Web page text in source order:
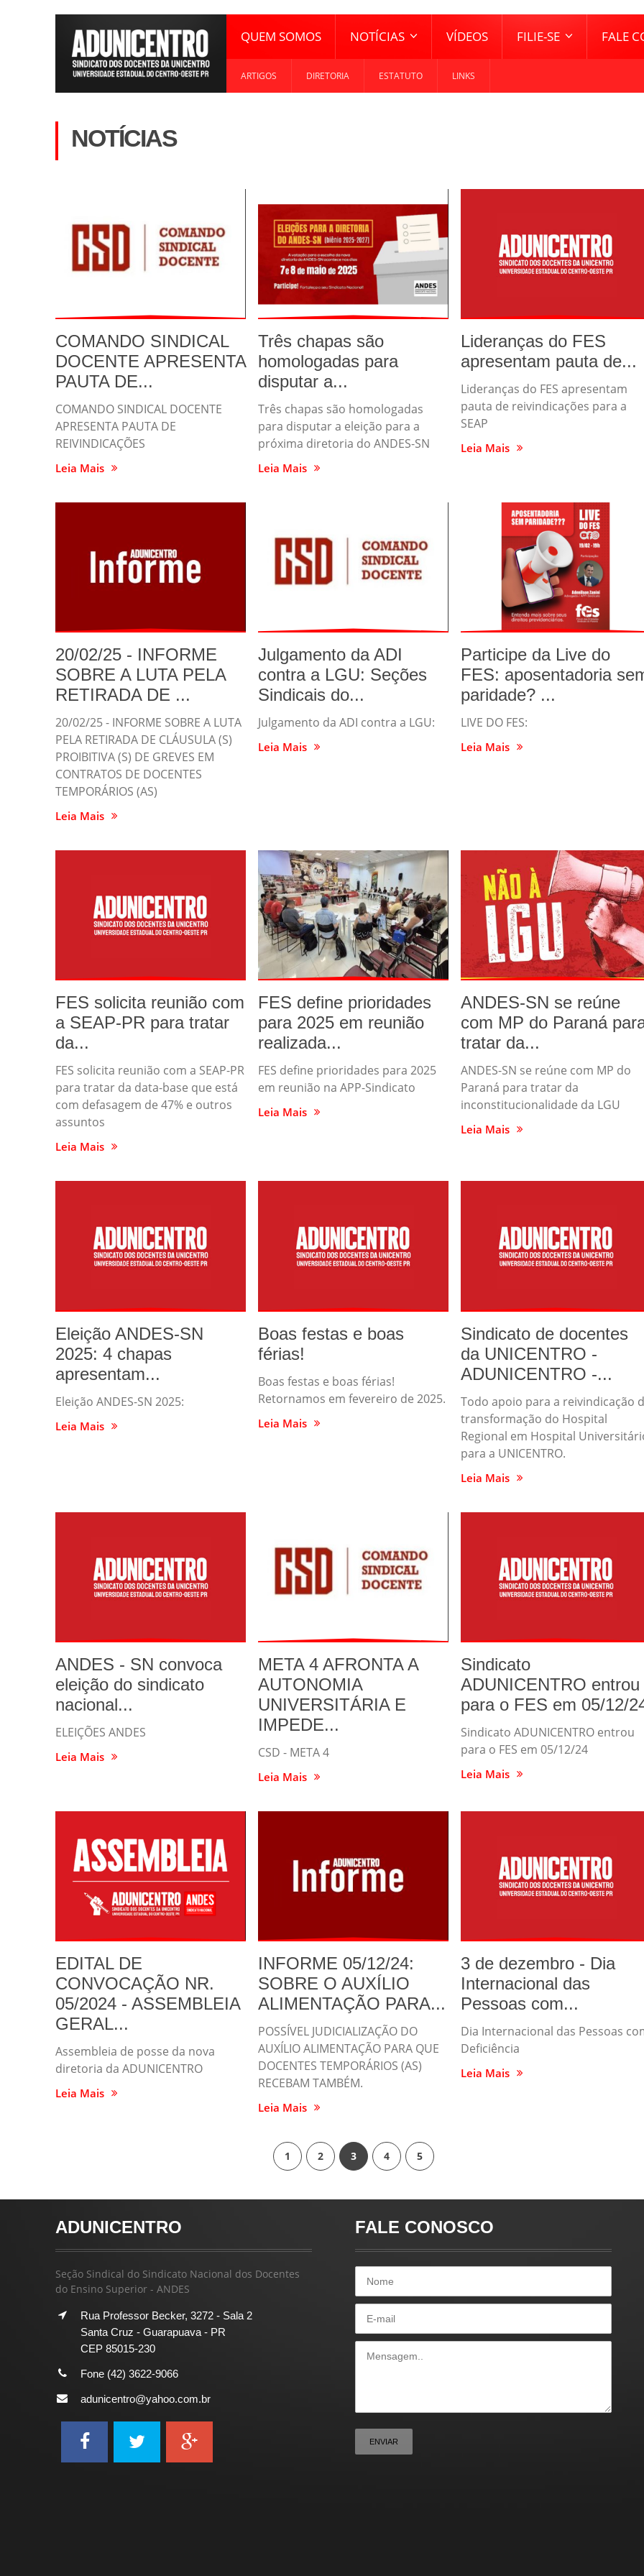
QUEM SOMOS NOTÍCIAS VÍDEOS FILIE-SE FALE
ARTIGOS DIRETORIA ESTATUTO LINKS
NOTÍCIAS
COMANDO SINDICAL
DOCENTE APRESENTA
PAUTA DE...
COMANDO SINDICAL DOCENTE
APRESENTA PAUTA DE
REIVINDICAÇÕES
Leia Mais
Três chapas são
homologadas para
disputar a...
Três chapas são homologadas
para disputar a eleição para a
próxima diretoria do ANDES-SN
Leia Mais
Lideranças do FES
apresentam pauta de...
Lideranças do FES apresentam
pauta de reivindicações para a
SEAP
Leia Mais
20/02/25 - INFORME
SOBRE A LUTA PELA
RETIRADA DE ...
20/02/25 - INFORME SOBRE A LUTA
PELA RETIRADA DE CLÁUSULA (S)
PROIBITIVA (S) DE GREVES EM
CONTRATOS DE DOCENTES
TEMPORÁRIOS (AS)
Leia Mais
Julgamento da ADI
contra a LGU: Seções
Sindicais do...
Julgamento da ADI contra a LGU:
Leia Mais
Participe da Live do
FES: aposentadoria
paridade? ...
LIVE DO FES:
Leia Mais
FES solicita reunião com
a SEAP-PR para tratar
da...
FES solicita reunião com a SEAP-PR
para tratar da data-base que está
com defasagem de 47% e outros
assuntos
Leia Mais
FES define prioridades
para 2025 em reunião
realizada...
FES define prioridades para 2025
em reunião na APP-Sindicato
Leia Mais
ANDES-SN se reúne
com MP do Paraná
tratar da...
ANDES-SN se reúne com MP do
Paraná para tratar da
inconstitucionalidade da LGU
Leia Mais
Eleição ANDES-SN
2025: 4 chapas
apresentam...
Eleição ANDES-SN 2025:
Leia Mais
Boas festas e boas
férias!
Boas festas e boas férias!
Retornamos em fevereiro de 2025.
Leia Mais
Sindicato de docentes
da UNICENTRO -
ADUNICENTRO -...
Todo apoio para a reivindicação
transformação do Hospital
Regional em Hospital
para a UNICENTRO.
Leia Mais
ANDES - SN convoca
eleição do sindicato
nacional...
ELEIÇÕES ANDES
Leia Mais
META 4 AFRONTA A
AUTONOMIA
UNIVERSITÁRIA E
IMPEDE...
CSD - META 4
Leia Mais
Sindicato
ADUNICENTRO entrou
para o FES em 05/12/
Sindicato ADUNICENTRO entrou
para o FES em 05/12/24
Leia Mais
EDITAL DE
CONVOCAÇÃO NR.
05/2024 - ASSEMBLEIA
GERAL...
Assembleia de posse da nova
diretoria da ADUNICENTRO
Leia Mais
INFORME 05/12/24:
SOBRE O AUXÍLIO
ALIMENTAÇÃO PARA...
POSSÍVEL JUDICIALIZAÇÃO DO
AUXÍLIO ALIMENTAÇÃO PARA QUE
DOCENTES TEMPORÁRIOS (AS)
RECEBAM TAMBÉM.
Leia Mais
3 de dezembro - Dia
Internacional das
Pessoas com...
Dia Internacional das Pessoas
Deficiência
Leia Mais
1 2 3 4 5
ADUNICENTRO
Seção Sindical do Sindicato Nacional dos Docentes
do Ensino Superior - ANDES
Rua Professor Becker, 3272 - Sala 2
Santa Cruz - Guarapuava - PR
CEP 85015-230
Fone (42) 3622-9066
adunicentro@yahoo.com.br
FALE CONOSCO